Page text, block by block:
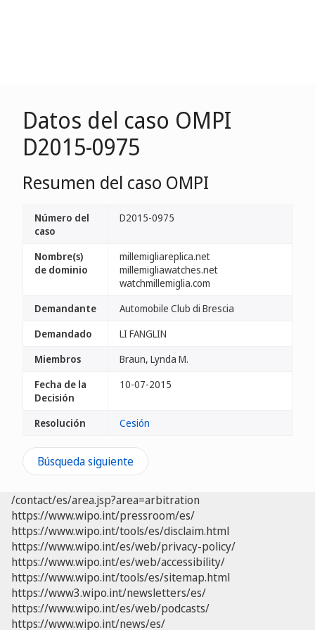
Datos del caso OMPI
D2015-0975
Resumen del caso OMPI
Número del
caso
D2015-0975
Nombre(s)
de dominio
millemigliareplica.net
millemigliawatches.net
watchmillemiglia.com
Demandante
Automobile Club di Brescia
Demandado
LI FANGLIN
Miembros
Braun, Lynda M.
Fecha de la
Decisión
10-07-2015
Resolución Cesión
Búsqueda siguiente
/contact/es/area.jsp?area=arbitration
https://www.wipo.int/pressroom/es/
https://www.wipo.int/tools/es/disclaim.html
https://www.wipo.int/es/web/privacy-policy/
https://www.wipo.int/es/web/accessibility/
https://www.wipo.int/tools/es/sitemap.html
https://www3.wipo.int/newsletters/es/
https://www.wipo.int/es/web/podcasts/
https://www.wipo.int/news/es/